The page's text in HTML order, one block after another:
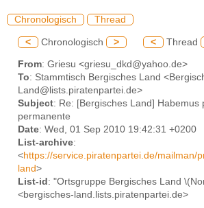
Chronologisch Thread
< Chronologisch > < Thread
From: Griesu <griesu_dkd@yahoo.de>
To: Stammtisch Bergisches Land
Land@lists.piratenpartei.de>
Subject: Re: [Bergisches Land] Habemus
permanente
Date: Wed, 01 Sep 2010 19:42:31 +0200
List-archive:
<https://service.piratenpartei.de/mailman/
land>
List-id : "Ortsgruppe Bergisches Land
<bergisches-land.lists.piratenpartei.de>